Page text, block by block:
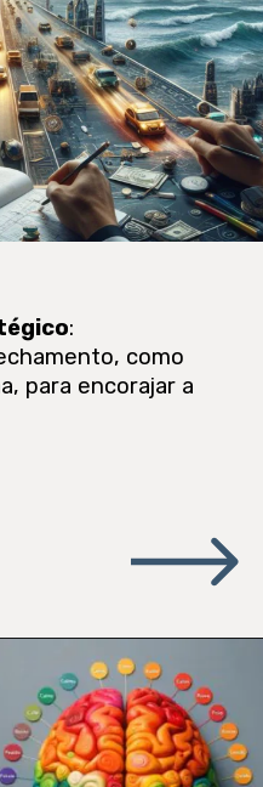
:
como
para encorajar a